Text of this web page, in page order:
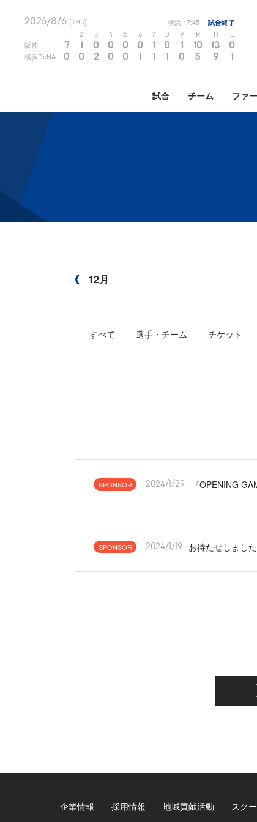
2026/8/6 [THU] 横浜 17:45 試合終了
2 3 4 5 6 7 8 9 R H E
阪神 7 1 0 0 0 0 1 0 1 10 13 0
横浜DeNA 0 0 2 0 0 1 1 1 0 5 9 1
試合 チーム ファ
12月
すべて 選手・チーム チケット
SPONSOR 2024/1/29 『OPENING
SPONSOR 2024/1/19 お待たせしまし
企業情報 採用情報 地域貢献活動 スク